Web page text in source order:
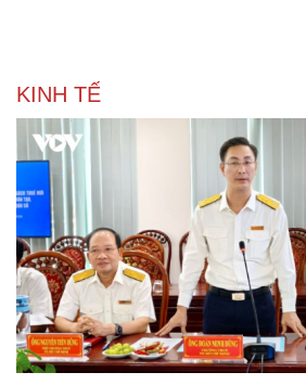
Cây thuốc
Sản phụ khoa
Nhi khoa
Nam khoa
Làm đẹp - giảm cân
Phòng mạch online
Ăn sạch sống khỏe
Tình
KINH TẾ